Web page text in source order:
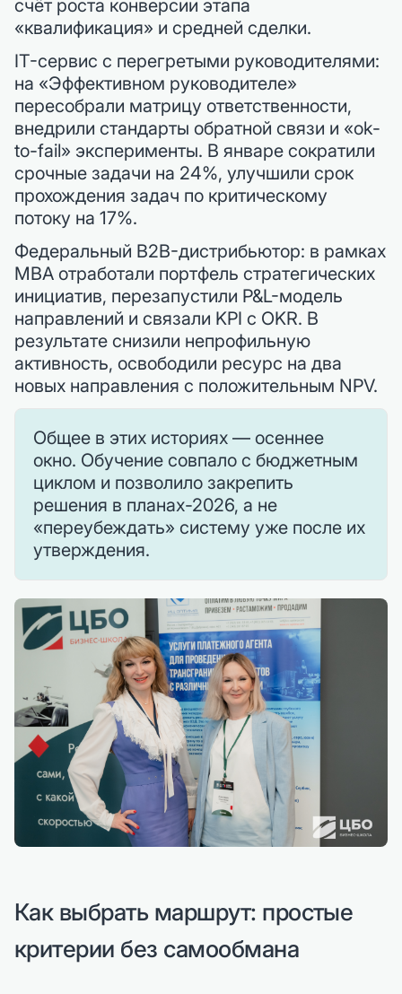
счёт роста конверсии этапа
«квалификация» и средней сделки.
IT-сервис с перегретыми руководителями:
на «Эффективном руководителе»
пересобрали матрицу ответственности,
внедрили стандарты обратной связи и «ok-
to-fail» эксперименты. В январе сократили
срочные задачи на 24%, улучшили срок
прохождения задач по критическому
потоку на 17%.
Федеральный B2B-дистрибьютор: в рамках
MBA отработали портфель стратегических
инициатив, перезапустили P&L-модель
направлений и связали KPI с OKR. В
результате снизили непрофильную
активность, освободили ресурс на два
новых направления с положительным NPV.
Общее в этих историях — осеннее
окно. Обучение совпало с бюджетным
циклом и позволило закрепить
решения в планах-2026, а не
«переубеждать» систему уже после их
утверждения.
Как выбрать маршрут: простые
критерии без самообмана